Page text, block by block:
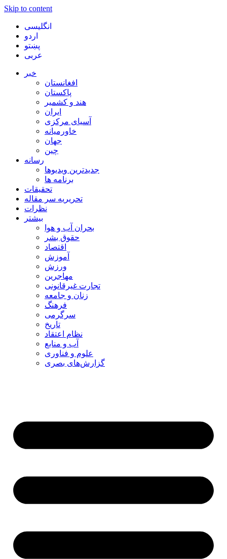
Skip to content
انگلیسی
اردو
پښتو
عربی
خبر
افغانستان
پاکستان
هند و کشمیر
ایران
آسیای مرکزی
خاورمیانه
جهان
چین
رسانه
جدیدترین ویدیوها
برنامه ها
تحقیقات
تحریریه سر مقاله
نظرات
بیشتر
بحران آب و هوا
حقوق بشر
اقتصاد
آموزش
ورزش
مهاجرین
تجارت غیرقانونی
زنان و جامعه
فرهنگ
سرگرمی
تاریخ
نظام اعتقاد
آب و منابع
علوم و فناوری
گزارش‌های بصری